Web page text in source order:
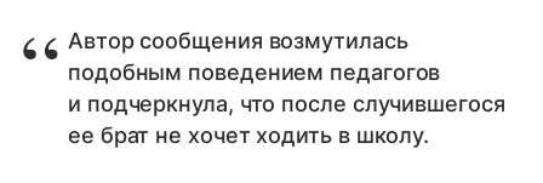
Автор сообщения возмутилась
подобным поведением педагогов
и подчеркнула, что после случившегося
ее брат не хочет ходить в школу.